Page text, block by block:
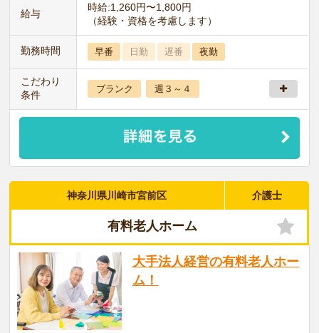
給与
時給:1,260円〜1,800円
（経験・資格を考慮します）
勤務時間 早番 日勤 遅番 夜勤
こだわり
条件
ブランク 週３～４
神奈川県川崎市宮前区 介護士
有料老人ホーム
大手法人経営の有料老人ホー
ム！